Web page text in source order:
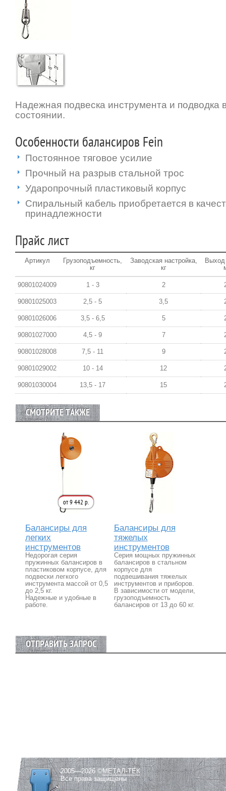
Надежная подвеска инструмента и подводка
состоянии.
Особенности балансиров Fein
Постоянное тяговое усилие
Прочный на разрыв стальной трос
Ударопрочный пластиковый корпус
Спиральный кабель приобретается в
принадлежности
Прайс лист
Артикул
Грузоподъемность,
кг
Заводская настройка,
кг
Выход
90801024009 1 - 3 2
90801025003 2,5 - 5 3,5
90801026006 3,5 - 6,5 5
90801027000 4,5 - 9 7
90801028008 7,5 - 11 9
90801029002 10 - 14 12
90801030004 13,5 - 17 15
СМОТРИТЕ ТАКЖЕ
Балансиры для
легких
инструментов
Недорогая серия
пружинных балансиров в
пластиковом корпусе, для
подвески легкого
инструмента массой от 0,5
до 2,5 кг.
Надежные и удобные в
работе.
от 9 442 р.
Балансиры для
тяжелых
инструментов
Серия мощных пружинных
балансиров в стальном
корпусе для
подвешивания тяжелых
инструментов и приборов.
В зависимости от модели,
грузоподъемность
балансиров от 13 до 60 кг.
ОТПРАВИТЬ ЗАПРОС
2005—2026 ©МЕТАЛ-ТЕК
Все права защищены